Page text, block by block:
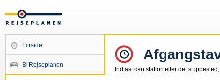
Forside
BilRejseplanen
Indtast den station eller det